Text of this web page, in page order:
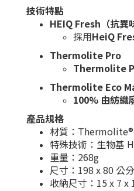
技術特點
HEIQ Fresh（抗異
採用HeiQ
Thermolite Pro
Thermolite
Thermolite Eco
100% 由紡織
產品規格
材質：Thermolite®
特殊技術：生物基
重量：268g
尺寸：198 x 80 公分
收納尺寸：15 x 7 x